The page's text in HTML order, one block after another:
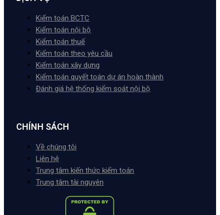
Kiểm toán BCTC
Kiểm toán nội bộ
Kiểm toán thuế
Kiểm toán theo yêu cầu
Kiểm toán xây dựng
Kiểm toán quyết toán dự án hoàn thành
Đánh giá hệ thống kiểm soát nội bộ
CHÍNH SÁCH
Về chúng tôi
Liên hệ
Trung tâm kiến thức kiểm toán
Trung tâm tài nguyên